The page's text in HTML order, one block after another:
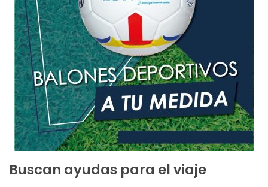
Buscan ayudas para el viaje